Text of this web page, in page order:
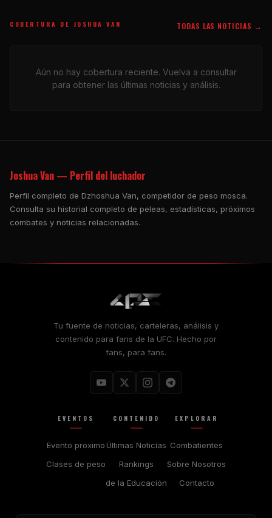
COBERTURA DE JOSHUA VAN TODAS LAS NOTICIAS →
Aún no hay cobertura reciente. Vuelva a consultar
para obtener las últimas noticias y análisis.
Joshua Van — Perfil del luchador
Perfil completo de Dzhoshua Van, competidor de peso mosca.
Consulta su historial completo de peleas, estadísticas, próximos
combates y noticias relacionadas.
Tu fuente de noticias, carteleras, análisis y
contenido para fans de la UFC. Hecho por
fans, para fans.
EVENTOS
Evento proximo
Clases de peso
CONTENIDO
Últimas Noticias
Rankings
de la Educación
EXPLORAR
Combatientes
Sobre Nosotros
Contacto